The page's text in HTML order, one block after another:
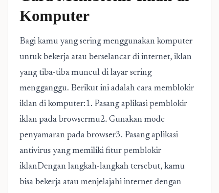
Komputer
Bagi kamu yang sering menggunakan komputer
untuk bekerja atau berselancar di internet, iklan
yang tiba-tiba muncul di layar sering
mengganggu. Berikut ini adalah cara memblokir
iklan di komputer:1. Pasang aplikasi pemblokir
iklan pada browsermu2. Gunakan mode
penyamaran pada browser3. Pasang aplikasi
antivirus yang memiliki fitur pemblokir
iklanDengan langkah-langkah tersebut, kamu
bisa bekerja atau menjelajahi internet dengan